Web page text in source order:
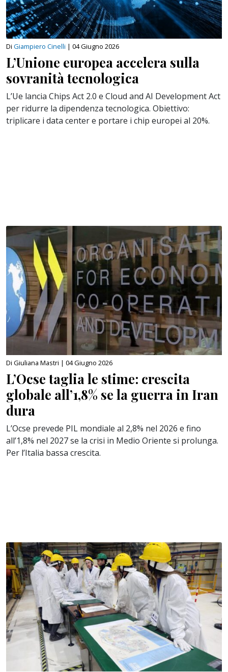
Di Giampiero Cinelli | 04 Giugno 2026
L’Unione europea accelera sulla
sovranità tecnologica
L’Ue lancia Chips Act 2.0 e Cloud and AI Development Act
per ridurre la dipendenza tecnologica. Obiettivo:
triplicare i data center e portare i chip europei al 20%.
Di Giuliana Mastri | 04 Giugno 2026
L’Ocse taglia le stime: crescita
globale all’1,8% se la guerra in Iran
dura
L’Ocse prevede PIL mondiale al 2,8% nel 2026 e fino
all’1,8% nel 2027 se la crisi in Medio Oriente si prolunga.
Per l’Italia bassa crescita.